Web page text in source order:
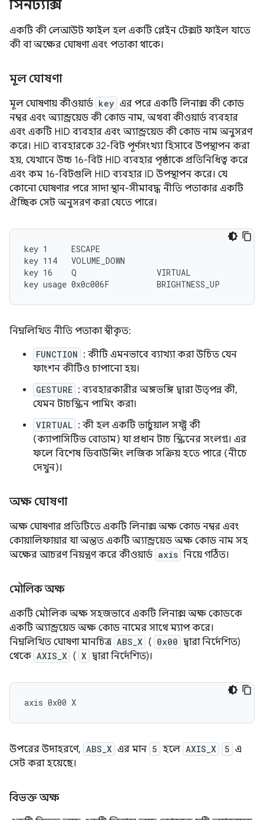
সিনট্যাক্স
একটি কী লেআউট ফাইল হল একটি প্লেইন টেক্সট ফাইল যাতে
কী বা অক্ষের ঘোষণা এবং পতাকা থাকে।
মূল ঘোষণা
মূল ঘোষণায় কীওয়ার্ড key এর পরে একটি লিনাক্স কী কোড
নম্বর এবং অ্যান্ড্রয়েড কী কোড নাম, অথবা কীওয়ার্ড ব্যবহার
এবং একটি HID ব্যবহার এবং অ্যান্ড্রয়েড কী কোড নাম অনুসরণ
করে। HID ব্যবহারকে 32-বিট পূর্ণসংখ্যা হিসাবে উপস্থাপন করা
হয়, যেখানে উচ্চ 16-বিট HID ব্যবহার পৃষ্ঠাকে প্রতিনিধিত্ব করে
এবং কম 16-বিটগুলি HID ব্যবহার ID উপস্থাপন করে। যে
কোনো ঘোষণার পরে সাদা স্থান-সীমাবদ্ধ নীতি পতাকার একটি
ঐচ্ছিক সেট অনুসরণ করা যেতে পারে।
key 1     ESCAPE
key 114   VOLUME_DOWN
key 16    Q                 VIRTUAL
নিম্নলিখিত নীতি পতাকা স্বীকৃত:
FUNCTION : কীটি এমনভাবে ব্যাখ্যা করা উচিত যেন
ফাংশন কীটিও চাপানো হয়।
GESTURE : ব্যবহারকারীর অঙ্গভঙ্গি দ্বারা উত্পন্ন কী,
যেমন টাচস্ক্রিন পামিং করা।
VIRTUAL : কী হল একটি ভার্চুয়াল সফ্ট কী
(ক্যাপাসিটিভ বোতাম) যা প্রধান টাচ স্ক্রিনের সংলগ্ন। এর
ফলে বিশেষ ডিবাউন্সিং লজিক সক্রিয় হতে পারে (নীচে
দেখুন)।
অক্ষ ঘোষণা
অক্ষ ঘোষণার প্রতিটিতে একটি লিনাক্স অক্ষ কোড নম্বর এবং
কোয়ালিফায়ার যা অন্তত একটি অ্যান্ড্রয়েড অক্ষ কোড নাম সহ
অক্ষের আচরণ নিয়ন্ত্রণ করে কীওয়ার্ড axis নিয়ে গঠিত।
মৌলিক অক্ষ
একটি মৌলিক অক্ষ সহজভাবে একটি লিনাক্স অক্ষ কোডকে
একটি অ্যান্ড্রয়েড অক্ষ কোড নামের সাথে ম্যাপ করে।
নিম্নলিখিত ঘোষণা মানচিত্র ABS_X ( 0x00 দ্বারা নির্দেশিত)
থেকে AXIS_X ( X দ্বারা নির্দেশিত)।
উপরের উদাহরণে, ABS_X এর মান 5 হলে AXIS_X 5 এ
সেট করা হয়েছে।
বিভক্ত অক্ষ